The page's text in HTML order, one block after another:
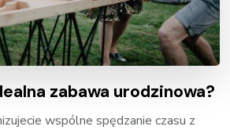
zabawa urodzinowa?
wspólne spędzanie czasu z